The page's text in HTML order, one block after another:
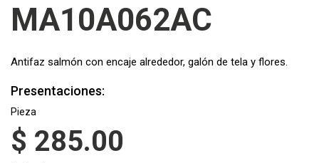
MA10A062AC
Antifaz salmón con encaje alrededor, galón de tela y flores.
Presentaciones:
Pieza
$ 285.00